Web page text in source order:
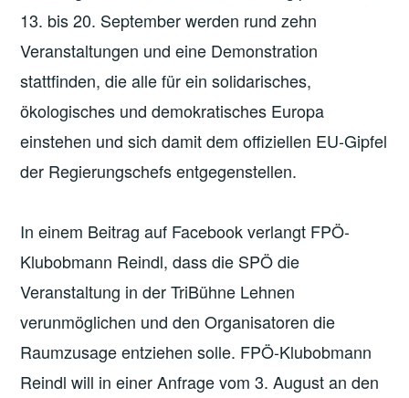
13. bis 20. September werden rund zehn
Veranstaltungen und eine Demonstration
stattfinden, die alle für ein solidarisches,
ökologisches und demokratisches Europa
einstehen und sich damit dem offiziellen EU-Gipfel
der Regierungschefs entgegenstellen.
In einem Beitrag auf Facebook verlangt FPÖ-
Klubobmann Reindl, dass die SPÖ die
Veranstaltung in der TriBühne Lehnen
verunmöglichen und den Organisatoren die
Raumzusage entziehen solle. FPÖ-Klubobmann
Reindl will in einer Anfrage vom 3. August an den